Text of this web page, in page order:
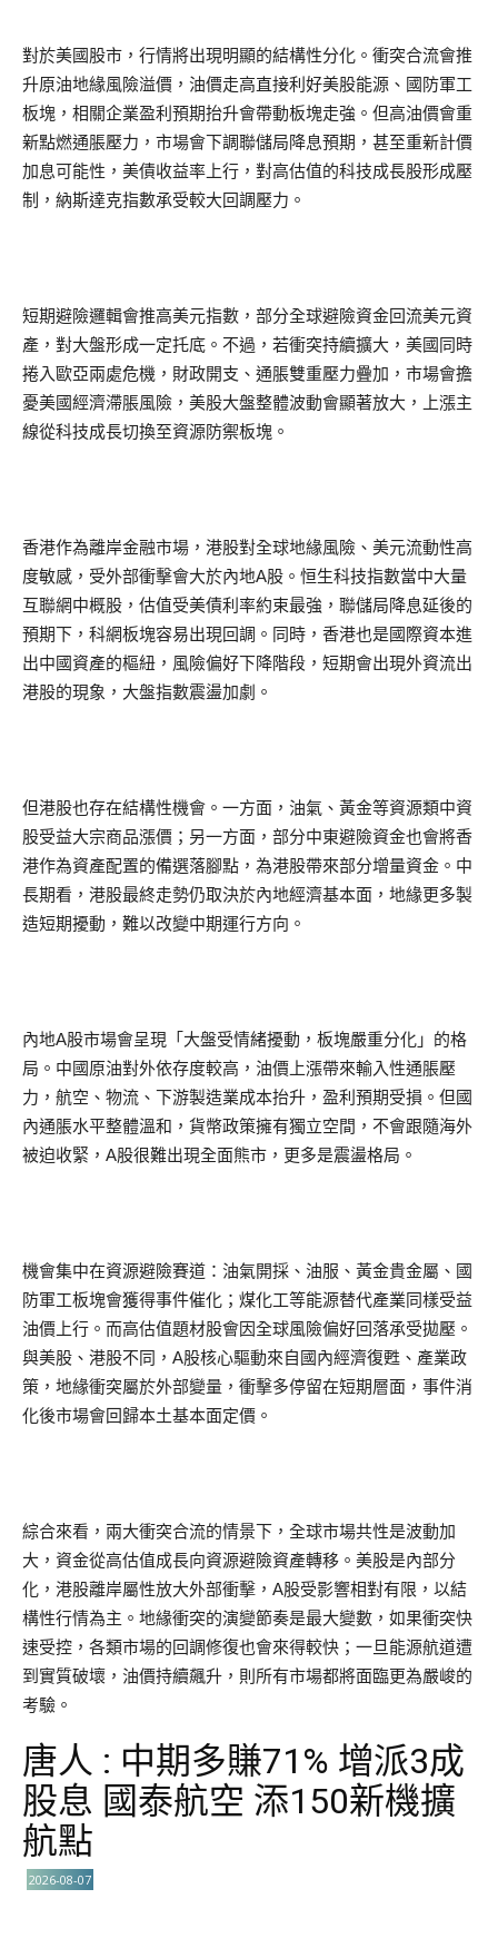
對於美國股市，行情將出現明顯的結構性分化。衝突合流會推
升原油地緣風險溢價，油價走高直接利好美股能源、國防軍工
板塊，相關企業盈利預期抬升會帶動板塊走強。但高油價會重
新點燃通脹壓力，市場會下調聯儲局降息預期，甚至重新計價
加息可能性，美債收益率上行，對高估值的科技成長股形成壓
制，納斯達克指數承受較大回調壓力。
短期避險邏輯會推高美元指數，部分全球避險資金回流美元資
產，對大盤形成一定托底。不過，若衝突持續擴大，美國同時
捲入歐亞兩處危機，財政開支、通脹雙重壓力疊加，市場會擔
憂美國經濟滯脹風險，美股大盤整體波動會顯著放大，上漲主
線從科技成長切換至資源防禦板塊。
香港作為離岸金融市場，港股對全球地緣風險、美元流動性高
度敏感，受外部衝擊會大於內地A股。恒生科技指數當中大量
互聯網中概股，估值受美債利率約束最強，聯儲局降息延後的
預期下，科網板塊容易出現回調。同時，香港也是國際資本進
出中國資產的樞紐，風險偏好下降階段，短期會出現外資流出
港股的現象，大盤指數震盪加劇。
但港股也存在結構性機會。一方面，油氣、黃金等資源類中資
股受益大宗商品漲價；另一方面，部分中東避險資金也會將香
港作為資產配置的備選落腳點，為港股帶來部分增量資金。中
長期看，港股最終走勢仍取決於內地經濟基本面，地緣更多製
造短期擾動，難以改變中期運行方向。
內地A股市場會呈現「大盤受情緒擾動，板塊嚴重分化」的格
局。中國原油對外依存度較高，油價上漲帶來輸入性通脹壓
力，航空、物流、下游製造業成本抬升，盈利預期受損。但國
內通脹水平整體溫和，貨幣政策擁有獨立空間，不會跟隨海外
被迫收緊，A股很難出現全面熊市，更多是震盪格局。
機會集中在資源避險賽道：油氣開採、油服、黃金貴金屬、國
防軍工板塊會獲得事件催化；煤化工等能源替代產業同樣受益
油價上行。而高估值題材股會因全球風險偏好回落承受拋壓。
與美股、港股不同，A股核心驅動來自國內經濟復甦、產業政
策，地緣衝突屬於外部變量，衝擊多停留在短期層面，事件消
化後市場會回歸本土基本面定價。
綜合來看，兩大衝突合流的情景下，全球市場共性是波動加
大，資金從高估值成長向資源避險資產轉移。美股是內部分
化，港股離岸屬性放大外部衝擊，A股受影響相對有限，以結
構性行情為主。地緣衝突的演變節奏是最大變數，如果衝突快
速受控，各類市場的回調修復也會來得較快；一旦能源航道遭
到實質破壞，油價持續飆升，則所有市場都將面臨更為嚴峻的
考驗。
唐人 : 中期多賺71% 增派3成
股息 國泰航空 添150新機擴
航點
2026-08-07